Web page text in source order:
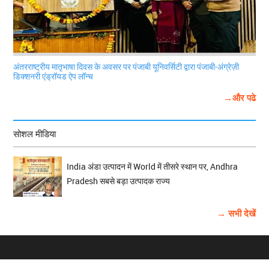
अंतरराष्ट्रीय मातृभाषा दिवस के अवसर पर पंजाबी यूनिवर्सिटी द्वारा पंजाबी-अंग्रेज़ी
डिक्शनरी एंड्रॉयड ऐप लॉन्च
→और पढे
सोशल मीडिया
India अंडा उत्पादन में World में तीसरे स्थान पर, Andhra
Pradesh सबसे बड़ा उत्पादक राज्य
→ सभी देखें